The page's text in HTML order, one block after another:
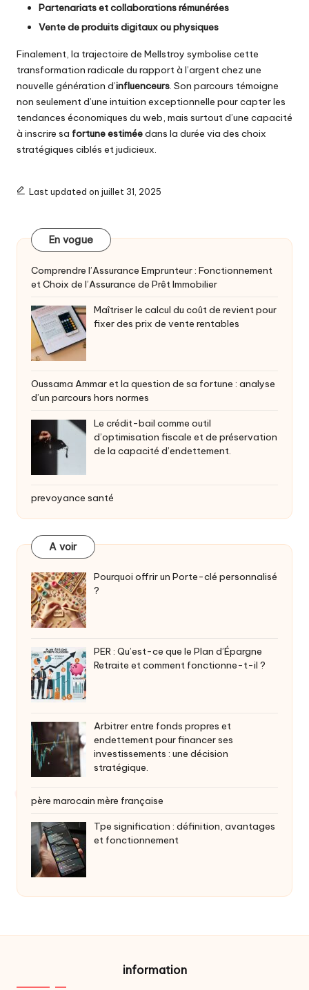
Partenariats et collaborations rémunérées
Vente de produits digitaux ou physiques
Finalement, la trajectoire de Mellstroy symbolise cette
transformation radicale du rapport à l’argent chez une
nouvelle génération d’influenceurs. Son parcours témoigne
non seulement d’une intuition exceptionnelle pour capter les
tendances économiques du web, mais surtout d’une capacité
à inscrire sa fortune estiméedans la durée via des choix
stratégiques ciblés et judicieux.
Last updated on juillet 31, 2025
En vogue
Comprendre l’Assurance Emprunteur : Fonctionnement
et Choix de l’Assurance de Prêt Immobilier
Maîtriser le calcul du coût de revient pour
fixer des prix de vente rentables
Oussama Ammar et la question de sa fortune : analyse
d’un parcours hors normes
Le crédit-bail comme outil
d’optimisation fiscale et de préservation
de la capacité d’endettement.
prevoyance santé
A voir
Pourquoi offrir un Porte-clé personnalisé
?
PER : Qu’est-ce que le Plan d’Épargne
Retraite et comment fonctionne-t-il ?
Arbitrer entre fonds propres et
endettement pour financer ses
investissements : une décision
stratégique.
père marocain mère française
Tpe signification : définition, avantages
et fonctionnement
information